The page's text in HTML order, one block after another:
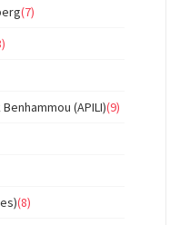
(7)
(APILI)(9)
(8)